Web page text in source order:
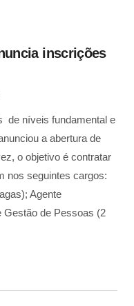
inscrições
de níveis fundamental e
a abertura de
o objetivo é contratar
nos seguintes cargos:
Agente
Gestão de Pessoas (2